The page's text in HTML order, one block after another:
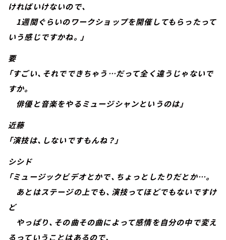
ければいけないので、
1週間ぐらいのワークショップを開催してもらったって
いう感じですかね。」
要
「すごい、それでできちゃう…だって全く違うじゃないで
すか。
俳優と音楽をやるミュージシャンというのは」
近藤
「演技は、しないですもんね？」
シシド
「ミュージックビデオとかで、ちょっとしたりだとか…。
あとはステージの上でも、演技ってほどでもないですけ
ど
やっぱり、その曲その曲によって感情を自分の中で変え
るっていうことはあるので、